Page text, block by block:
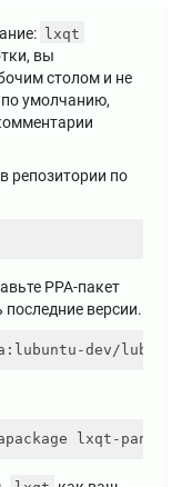
lxqt
вы
столом и не
умолчанию,
репозитории по
PPA-пакет
версии.
dev/